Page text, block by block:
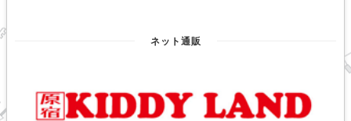
ネット通販